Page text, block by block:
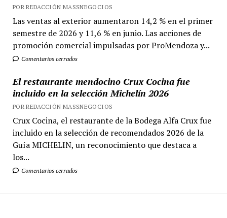
POR REDACCIÓN MASSNEGOCIOS
Las ventas al exterior aumentaron 14,2 % en el primer
semestre de 2026 y 11,6 % en junio. Las acciones de
promoción comercial impulsadas por ProMendoza y...
Comentarios cerrados
El restaurante mendocino Crux Cocina fue
incluido en la selección Michelín 2026
POR REDACCIÓN MASSNEGOCIOS
Crux Cocina, el restaurante de la Bodega Alfa Crux fue
incluido en la selección de recomendados 2026 de la
Guía MICHELIN, un reconocimiento que destaca a
los...
Comentarios cerrados